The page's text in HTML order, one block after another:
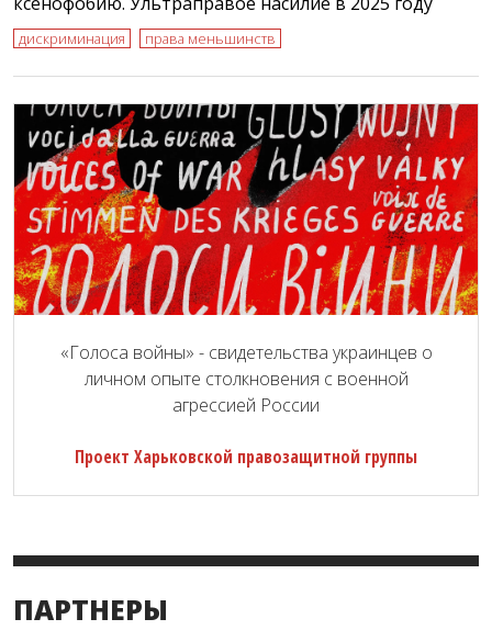
дискриминация права меньшинств
«Голоса войны» - свидетельства украинцев о
личном опыте столкновения с военной
агрессией России
Проект Харьковской правозащитной группы
ПАРТНЕРЫ